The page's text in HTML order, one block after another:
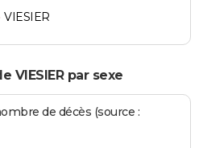
VIESIER
VIESIER par sexe
de décès (source :